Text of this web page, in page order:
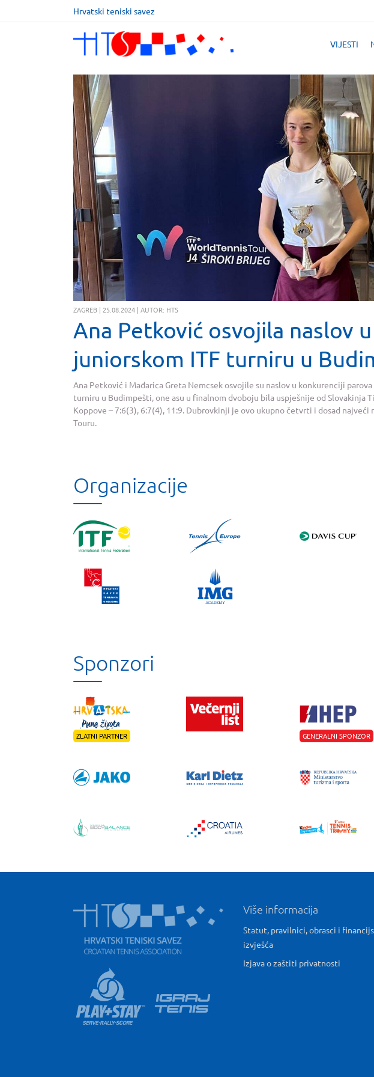
Hrvatski teniski savez
VIJESTI
ZAGREB | 25.08.2024 | AUTOR: HTS
Ana Petković osvojila naslov
juniorskom ITF turniru u
Ana Petković i Mađarica Greta Nemcsek osvojile su naslov u konkurenciji
turniru u Budimpešti, one asu u finalnom dvoboju bila uspješnije od Slovakinja
Koppove – 7:6(3), 6:7(4), 11:9. Dubrovkinji je ovo ukupno četvrti i dosad najveći
Touru.
Organizacije
Sponzori
ZLATNI PARTNER GENERALNI SPONZOR
Više informacija
Statut, pravilnici, obrasci i
izvješća
Izjava o zaštiti privatnosti